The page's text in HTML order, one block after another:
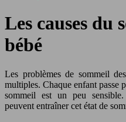
Les causes du
bébé
Les problèmes de sommeil
multiples. Chaque enfant passe
sommeil est un peu
peuvent entraîner cet état de